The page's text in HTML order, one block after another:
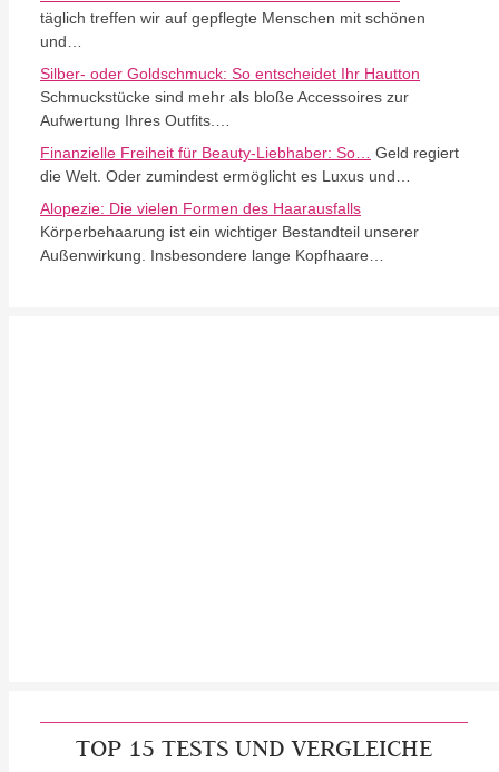
täglich treffen wir auf gepflegte Menschen mit schönen
und…
Silber- oder Goldschmuck: So entscheidet Ihr Hautton
Schmuckstücke sind mehr als bloße Accessoires zur
Aufwertung Ihres Outfits.…
Finanzielle Freiheit für Beauty-Liebhaber: So…
Geld regiert
die Welt. Oder zumindest ermöglicht es Luxus und…
Alopezie: Die vielen Formen des Haarausfalls
Körperbehaarung ist ein wichtiger Bestandteil unserer
Außenwirkung. Insbesondere lange Kopfhaare…
TOP 15 TESTS UND VERGLEICHE